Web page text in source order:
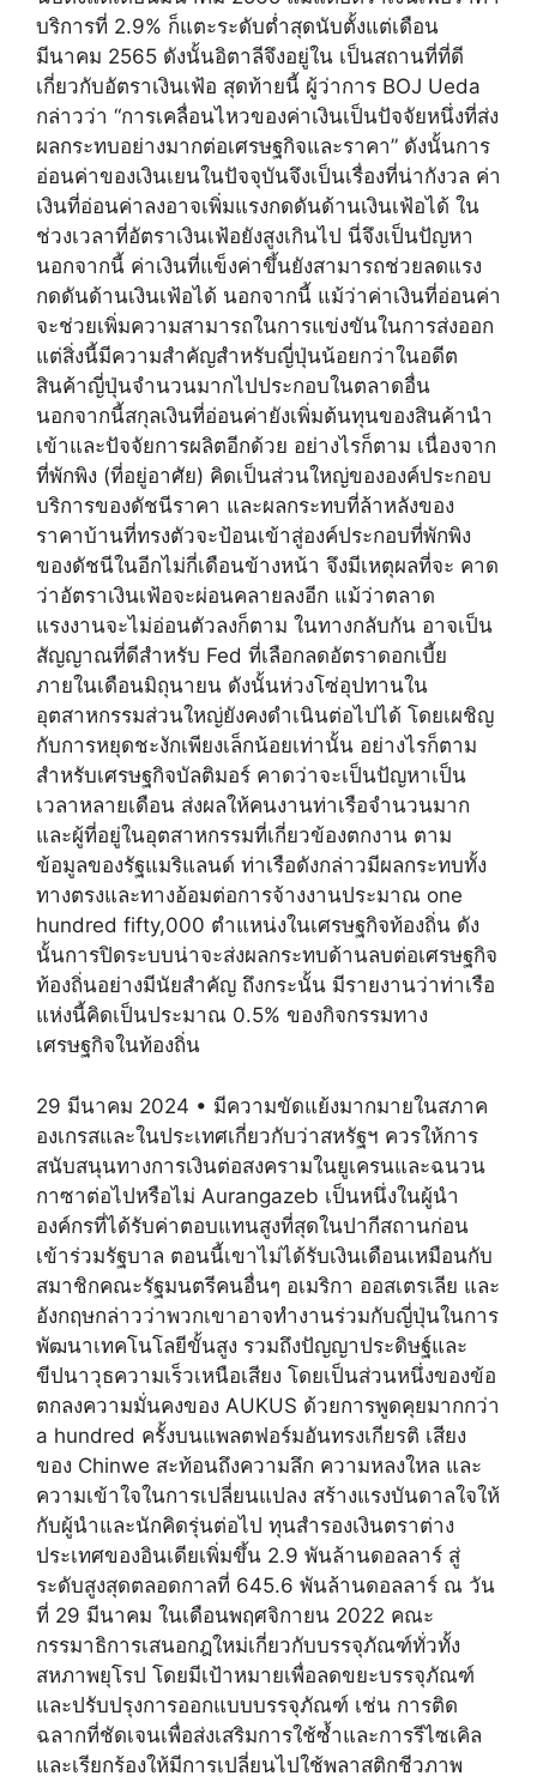
บริการที่ 2.9% ก็แตะระดับต่ำสุดนับตั้งแต่เดือน
มีนาคม 2565 ดังนั้นอิตาลีจึงอยู่ใน เป็นสถานที่ที่ดี
เกี่ยวกับอัตราเงินเฟ้อ สุดท้ายนี้ ผู้ว่าการ BOJ Ueda
กล่าวว่า “การเคลื่อนไหวของค่าเงินเป็นปัจจัยหนึ่งที่ส่ง
ผลกระทบอย่างมากต่อเศรษฐกิจและราคา” ดังนั้นการ
อ่อนค่าของเงินเยนในปัจจุบันจึงเป็นเรื่องที่น่ากังวล ค่า
เงินที่อ่อนค่าลงอาจเพิ่มแรงกดดันด้านเงินเฟ้อได้ ใน
ช่วงเวลาที่อัตราเงินเฟ้อยังสูงเกินไป นี่จึงเป็นปัญหา
นอกจากนี้ ค่าเงินที่แข็งค่าขึ้นยังสามารถช่วยลดแรง
กดดันด้านเงินเฟ้อได้ นอกจากนี้ แม้ว่าค่าเงินที่อ่อนค่า
จะช่วยเพิ่มความสามารถในการแข่งขันในการส่งออก
แต่สิ่งนี้มีความสำคัญสำหรับญี่ปุ่นน้อยกว่าในอดีต
สินค้าญี่ปุ่นจำนวนมากไปประกอบในตลาดอื่น
นอกจากนี้สกุลเงินที่อ่อนค่ายังเพิ่มต้นทุนของสินค้านำ
เข้าและปัจจัยการผลิตอีกด้วย อย่างไรก็ตาม เนื่องจาก
ที่พักพิง (ที่อยู่อาศัย) คิดเป็นส่วนใหญ่ขององค์ประกอบ
บริการของดัชนีราคา และผลกระทบที่ล้าหลังของ
ราคาบ้านที่ทรงตัวจะป้อนเข้าสู่องค์ประกอบที่พักพิง
ของดัชนีในอีกไม่กี่เดือนข้างหน้า จึงมีเหตุผลที่จะ คาด
ว่าอัตราเงินเฟ้อจะผ่อนคลายลงอีก แม้ว่าตลาด
แรงงานจะไม่อ่อนตัวลงก็ตาม ในทางกลับกัน อาจเป็น
สัญญาณที่ดีสำหรับ Fed ที่เลือกลดอัตราดอกเบี้ย
ภายในเดือนมิถุนายน ดังนั้นห่วงโซ่อุปทานใน
อุตสาหกรรมส่วนใหญ่ยังคงดำเนินต่อไปได้ โดยเผชิญ
กับการหยุดชะงักเพียงเล็กน้อยเท่านั้น อย่างไรก็ตาม
สำหรับเศรษฐกิจบัลติมอร์ คาดว่าจะเป็นปัญหาเป็น
เวลาหลายเดือน ส่งผลให้คนงานท่าเรือจำนวนมาก
และผู้ที่อยู่ในอุตสาหกรรมที่เกี่ยวข้องตกงาน ตาม
ข้อมูลของรัฐแมริแลนด์ ท่าเรือดังกล่าวมีผลกระทบทั้ง
ทางตรงและทางอ้อมต่อการจ้างงานประมาณ one
hundred fifty,000 ตำแหน่งในเศรษฐกิจท้องถิ่น ดัง
นั้นการปิดระบบน่าจะส่งผลกระทบด้านลบต่อเศรษฐกิจ
ท้องถิ่นอย่างมีนัยสำคัญ ถึงกระนั้น มีรายงานว่าท่าเรือ
แห่งนี้คิดเป็นประมาณ 0.5% ของกิจกรรมทาง
เศรษฐกิจในท้องถิ่น
29 มีนาคม 2024 • มีความขัดแย้งมากมายในสภาค
องเกรสและในประเทศเกี่ยวกับว่าสหรัฐฯ ควรให้การ
สนับสนุนทางการเงินต่อสงครามในยูเครนและฉนวน
กาซาต่อไปหรือไม่ Aurangazeb เป็นหนึ่งในผู้นำ
องค์กรที่ได้รับค่าตอบแทนสูงที่สุดในปากีสถานก่อน
เข้าร่วมรัฐบาล ตอนนี้เขาไม่ได้รับเงินเดือนเหมือนกับ
สมาชิกคณะรัฐมนตรีคนอื่นๆ อเมริกา ออสเตรเลีย และ
อังกฤษกล่าวว่าพวกเขาอาจทำงานร่วมกับญี่ปุ่นในการ
พัฒนาเทคโนโลยีขั้นสูง รวมถึงปัญญาประดิษฐ์และ
ขีปนาวุธความเร็วเหนือเสียง โดยเป็นส่วนหนึ่งของข้อ
ตกลงความมั่นคงของ AUKUS ด้วยการพูดคุยมากกว่า
a hundred ครั้งบนแพลตฟอร์มอันทรงเกียรติ เสียง
ของ Chinwe สะท้อนถึงความลึก ความหลงใหล และ
ความเข้าใจในการเปลี่ยนแปลง สร้างแรงบันดาลใจให้
กับผู้นำและนักคิดรุ่นต่อไป ทุนสำรองเงินตราต่าง
ประเทศของอินเดียเพิ่มขึ้น 2.9 พันล้านดอลลาร์ สู่
ระดับสูงสุดตลอดกาลที่ 645.6 พันล้านดอลลาร์ ณ วัน
ที่ 29 มีนาคม ในเดือนพฤศจิกายน 2022 คณะ
กรรมาธิการเสนอกฎใหม่เกี่ยวกับบรรจุภัณฑ์ทั่วทั้ง
สหภาพยุโรป โดยมีเป้าหมายเพื่อลดขยะบรรจุภัณฑ์
และปรับปรุงการออกแบบบรรจุภัณฑ์ เช่น การติด
ฉลากที่ชัดเจนเพื่อส่งเสริมการใช้ซ้ำและการรีไซเคิล
และเรียกร้องให้มีการเปลี่ยนไปใช้พลาสติกชีวภาพ